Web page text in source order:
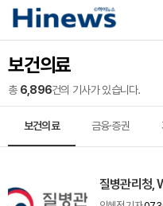
보건의료
총 6,896건의 기사가 있습니다.
보건의료 금융·증권
질병관리청,